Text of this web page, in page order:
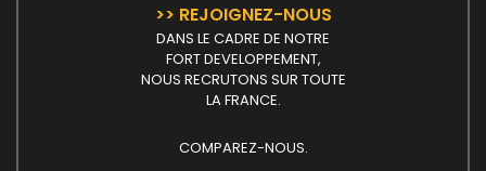
>> REJOIGNEZ-NOUS
DANS LE CADRE DE NOTRE
FORT DEVELOPPEMENT,
NOUS RECRUTONS SUR TOUTE
LA FRANCE.
COMPAREZ-NOUS.